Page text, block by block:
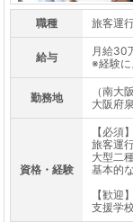
職種 旅客運
給与
月給30
※経験に
勤務地
（南大
大阪府
資格・経験
【必須】
旅客運
大型二
基本的
【歓迎】
支援学